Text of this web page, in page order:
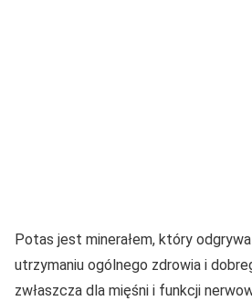
Potas jest minerałem, który
utrzymaniu ogólnego zdrowia i
zwłaszcza dla mięśni i funkcji